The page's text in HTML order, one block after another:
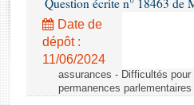
Rapports d'enquête
Rapports législatifs
Rapports sur l'application des lois
Baromètre de l’application des lois
Question écrite n° 18463 de
Date de
dépôt :
11/06/2024
assurances - Difficultés
permanences parlementaires